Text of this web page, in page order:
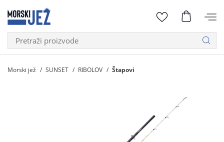
Morski jež SUNSET RIBOLOV Štapovi